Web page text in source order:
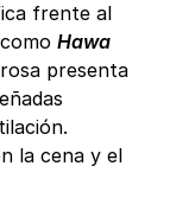
frente al
Hawa
presenta
la cena y el